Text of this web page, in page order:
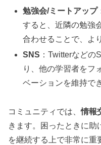
勉強会/ミートアップ
すると、近隣の勉強
合わせることで、よ
SNS ：Twitterなど
り、他の学習者をフ
ベーションを維持で
コミュニティでは、情報
きます。困ったときに助
を継続する上で非常に重